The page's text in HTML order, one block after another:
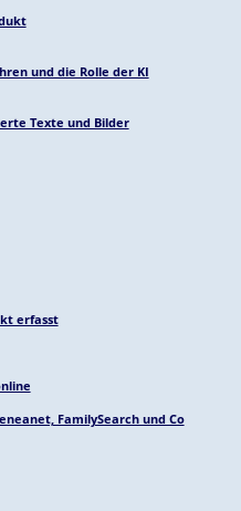
und die Rolle der KI
Texte und Bilder
erfasst
FamilySearch und Co